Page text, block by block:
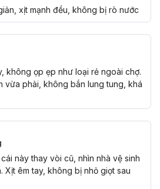
xịt mạnh đều, không bị rò nước
không ọp ẹp như loại rẻ ngoài chợ.
vừa phải, không bắn lung tung, khá
này thay vòi cũ, nhìn nhà vệ sinh
Xịt êm tay, không bị nhỏ giọt sau